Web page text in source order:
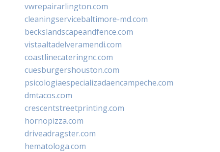
vwrepairarlington.com
cleaningservicebaltimore-md.com
beckslandscapeandfence.com
vistaaltadelveramendi.com
coastlinecateringnc.com
cuesburgershouston.com
psicologiaespecializadaencampeche.com
dmtacos.com
crescentstreetprinting.com
hornopizza.com
driveadragster.com
hematologa.com